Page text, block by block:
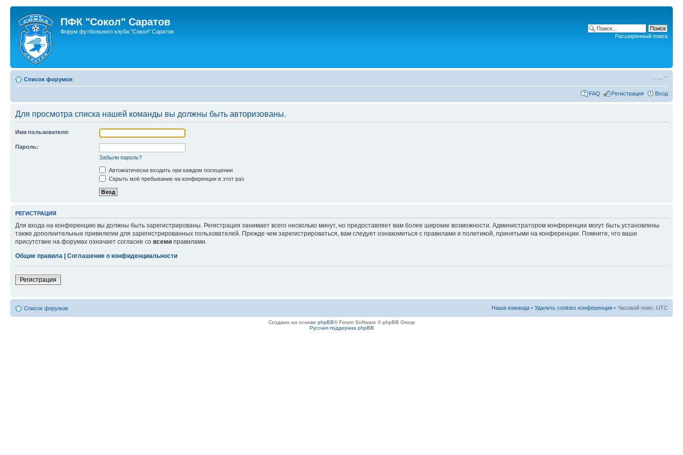
ПФК "Сокол" Саратов
Форум футбольного клуба "Сокол" Саратов
Расширенный поиск
Список форумов
FAQ Регистрация Вход
Для просмотра списка нашей команды вы должны быть авторизованы.
Имя пользователя:
Пароль:
Забыли пароль?
Автоматически входить при каждом посещении
Скрыть моё пребывание на конференции в этот раз
РЕГИСТРАЦИЯ
Для входа на конференцию вы должны быть зарегистрированы. Регистрация занимает всего несколько минут, но предоставляет вам более широкие возможности. Администратором конференции могут быть установлены
также дополнительные привилегии для зарегистрированных пользователей. Прежде чем зарегистрироваться, вам следует ознакомиться с правилами и политикой, принятыми на конференции. Помните, что ваше
присутствие на форумах означает согласие со всеми правилами.
Общие правила | Соглашение о конфиденциальности
Регистрация
Список форумов Наша команда • Удалить cookies конференции • Часовой пояс: UTC
Создано на основе phpBB® Forum Software © phpBB Group
Русская поддержка phpBB